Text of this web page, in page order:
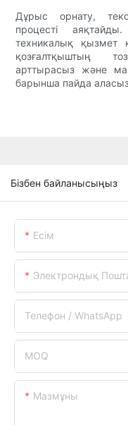
Дұрыс орнату,
процесті
техникалық қызмет
қозғалтқыштың
арттырасыз және
барынша пайда
Бізбен байланысыңыз
Есім
Электрондық
Телефон / WhatsApp
MOQ
Мазмұны